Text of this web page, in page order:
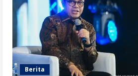
Berita